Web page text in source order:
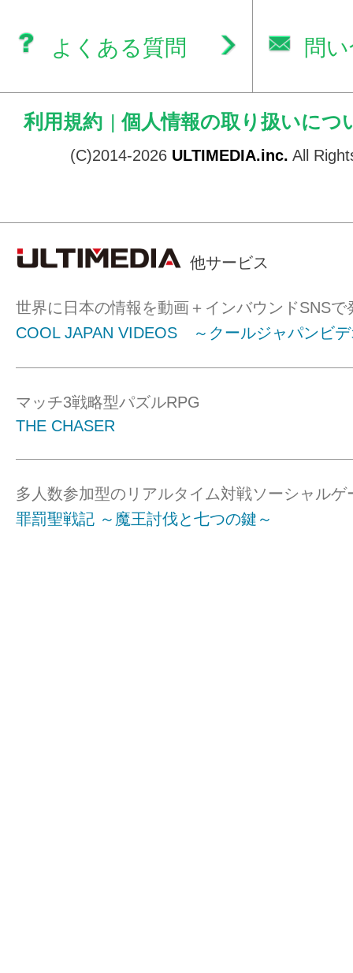
よくある質問 問
利用規約 | 個人情報の取り扱いにつ
(C)2014-2026 ULTIMEDIA.inc. All
他サービス
世界に日本の情報を動画＋インバウンドSNSで
COOL JAPAN VIDEOS ～クールジャパンビ
マッチ3戦略型パズルRPG
THE CHASER
多人数参加型のリアルタイム対戦ソーシャルゲ
罪罰聖戦記 ～魔王討伐と七つの鍵～